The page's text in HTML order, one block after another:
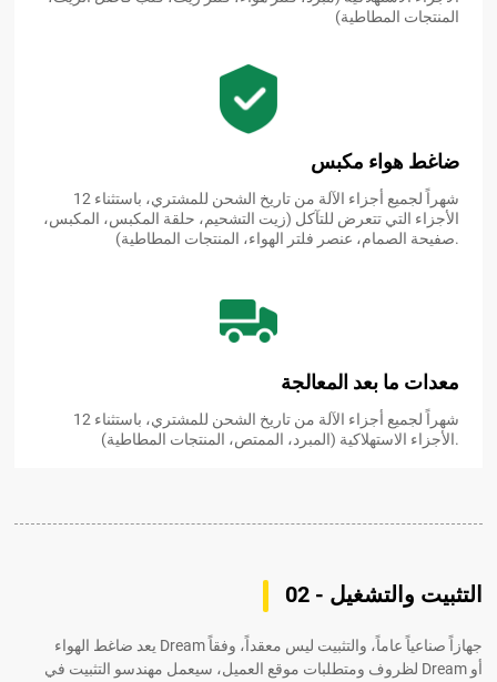
المنتجات المطاطية)
ضاغط هواء مكبس
12 شهراً لجميع أجزاء الآلة من تاريخ الشحن للمشتري، باستثناء
الأجزاء التي تتعرض للتآكل (زيت التشحيم، حلقة المكبس، المكبس،
صفيحة الصمام، عنصر فلتر الهواء، المنتجات المطاطية).
معدات ما بعد المعالجة
12 شهراً لجميع أجزاء الآلة من تاريخ الشحن للمشتري، باستثناء
الأجزاء الاستهلاكية (المبرد، الممتص، المنتجات المطاطية).
02 - التثبيت والتشغيل
يعد ضاغط الهواء Dream جهازاً صناعياً عاماً، والتثبيت ليس معقداً، وفقاً
لظروف ومتطلبات موقع العميل، سيعمل مهندسو التثبيت في Dream أو